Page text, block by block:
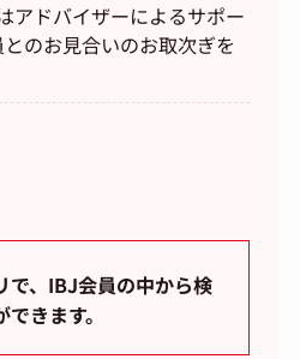
アドバイザーによるサポー
のお見合いのお取次ぎを
で、IBJ会員の中から検
きます。